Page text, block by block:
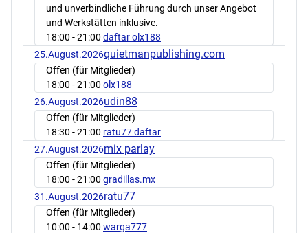
und unverbindliche Führung durch unser Angebot
und Werkstätten inklusive.
18:00 - 21:00 daftar olx188
25.August.2026quietmanpublishing.com
Offen (für Mitglieder)
18:00 - 21:00 olx188
26.August.2026udin88
Offen (für Mitglieder)
18:30 - 21:00 ratu77 daftar
27.August.2026mix parlay
Offen (für Mitglieder)
18:00 - 21:00 gradillas.mx
31.August.2026ratu77
Offen (für Mitglieder)
10:00 - 14:00 warga777